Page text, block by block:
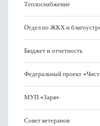
Теплоснабжение
Отдел по ЖКХ и
Бюджет и отчетность
Федеральный проект
МУП «Заря»
Совет ветеранов